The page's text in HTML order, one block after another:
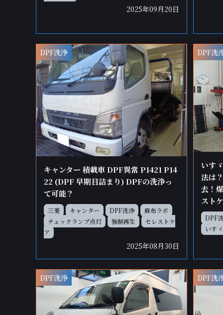
2025年09月20日
DPF洗浄
キャンター 積載車 DPF異常 P1421 P14
22 (DPF 早期目詰まり) DPFの洗浄っ
て可能？
三菱 キャンター DPF洗浄
麻布ラボ
チェックランプ点灯
強制再生
セレストケ
ア
2025年08月30日
DPF洗
いす
法は
去！
スト
DPF
いすゞ
DPF洗浄 DPF洗